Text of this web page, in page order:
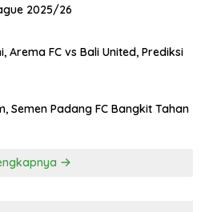
2025/26
Arema FC vs Bali United, Prediksi
Semen Padang FC Bangkit Tahan